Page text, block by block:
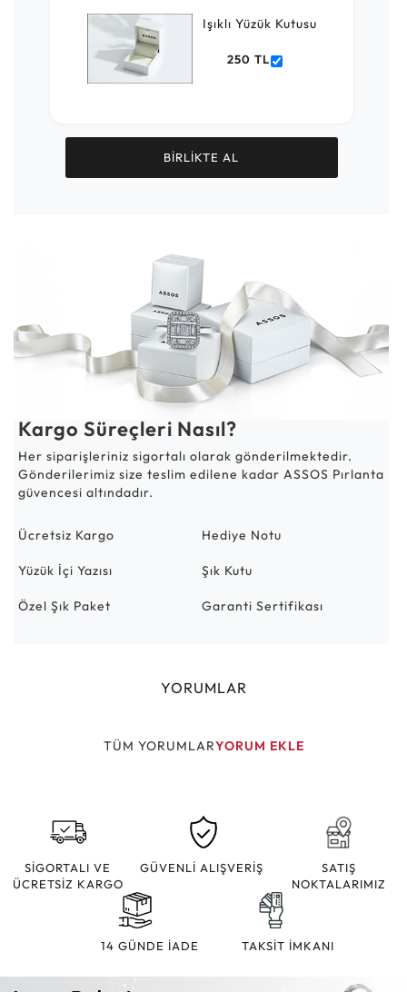
Işıklı Yüzük Kutusu
250 TL
BİRLİKTE AL
Kargo Süreçleri Nasıl?
Her siparişleriniz sigortalı olarak gönderilmektedir.
Gönderilerimiz size teslim edilene kadar ASSOS Pırlanta
güvencesi altındadır.
Ücretsiz Kargo Hediye Notu
Yüzük İçi Yazısı Şık Kutu
Özel Şık Paket Garanti Sertifikası
YORUMLAR
TÜM YORUMLARYORUM EKLE
SİGORTALI VE
ÜCRETSİZ KARGO
GÜVENLİ ALIŞVERİŞ
SATIŞ
NOKTALARIMIZ
14 GÜNDE İADE TAKSİT İMKANI